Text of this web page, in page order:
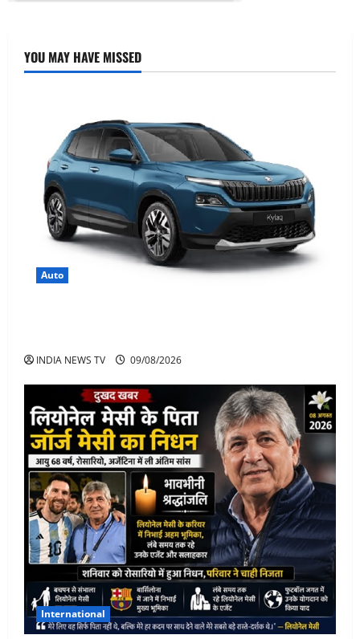
का
महिलाएं
हर
साल
जीवनसाथी-2026-
कब
होगा?
YOU MAY HAVE MISSED
Auto
INDIA NEWS TV 09/08/2026
International